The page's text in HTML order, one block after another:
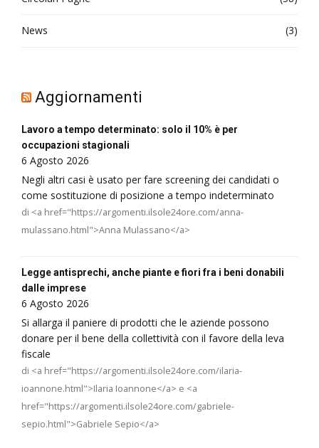
News (3)
Aggiornamenti
Lavoro a tempo determinato: solo il 10% è per
occupazioni stagionali
6 Agosto 2026
Negli altri casi è usato per fare screening dei candidati o
come sostituzione di posizione a tempo indeterminato
di <a href="https://argomenti.ilsole24ore.com/anna-
mulassano.html">Anna Mulassano</a>
Legge antisprechi, anche piante e fiori fra i beni donabili
dalle imprese
6 Agosto 2026
Si allarga il paniere di prodotti che le aziende possono
donare per il bene della collettività con il favore della leva
fiscale
di <a href="https://argomenti.ilsole24ore.com/ilaria-
ioannone.html">Ilaria Ioannone</a> e <a
href="https://argomenti.ilsole24ore.com/gabriele-
sepio.html">Gabriele Sepio</a>